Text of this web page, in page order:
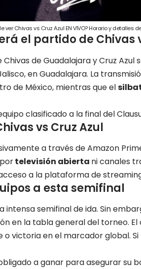
ver Chivas vs Cruz Azul EN VIVO? Horario y detalles
el partido de Chivas
de Guadalajara y Cruz Azul
en Guadalajara. La
de México, mientras que el
clasificado a la final del
vs Cruz Azul
a través deAmazon
televisión abierta ni canales
a la plataforma de
a esta semifinal
intensa semifinal de ida. Sin
en la tabla general del torneo.
victoria en el marcador global.
a ganar para asegurar su